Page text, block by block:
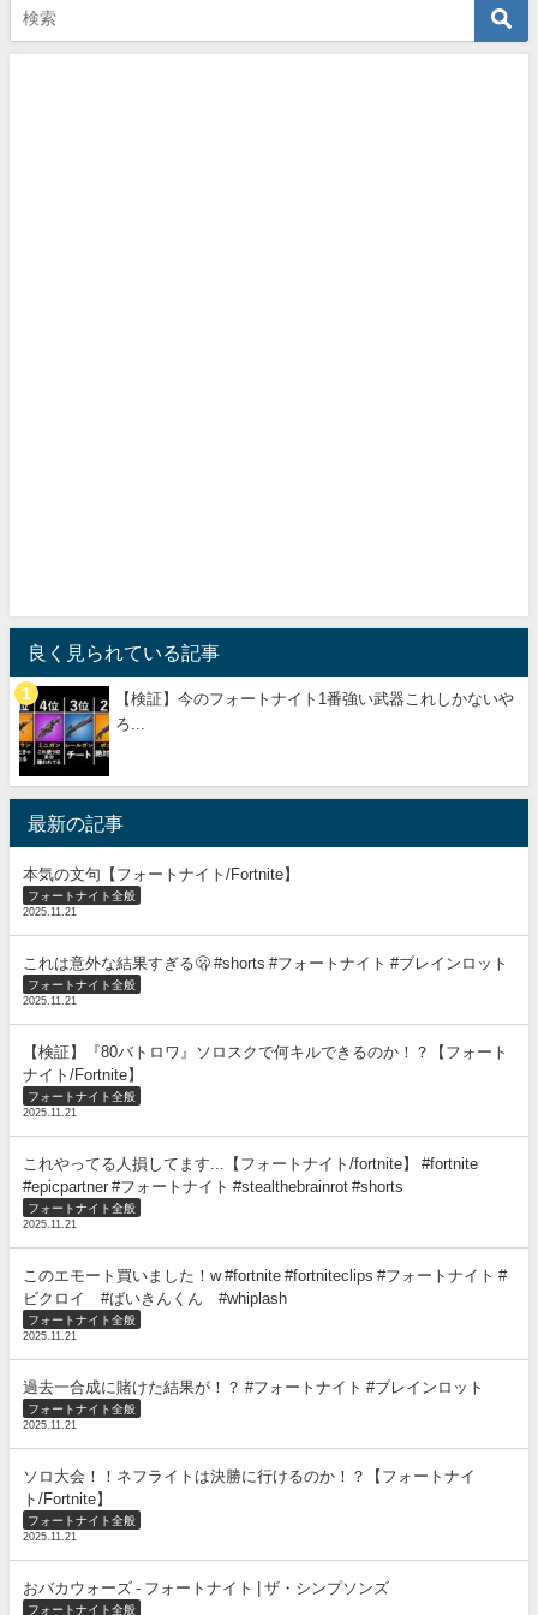
良く見られている記事
【検証】今のフォートナイト1番強い武器これしかないや
ろ...
最新の記事
本気の文句【フォートナイト/Fortnite】
フォートナイト全般
2025.11.21
これは意外な結果すぎる🫢 #shorts #フォートナイト #ブレインロット
フォートナイト全般
2025.11.21
【検証】『80バトロワ』ソロスクで何キルできるのか！？【フォート
ナイト/Fortnite】
フォートナイト全般
2025.11.21
これやってる人損してます...【フォートナイト/fortnite】 #fortnite
#epicpartner #フォートナイト #stealthebrainrot #shorts
フォートナイト全般
2025.11.21
このエモート買いました！w #fortnite #fortniteclips #フォートナイト #
ビクロイ #ばいきんくん #whiplash
フォートナイト全般
2025.11.21
過去一合成に賭けた結果が！？ #フォートナイト #ブレインロット
フォートナイト全般
2025.11.21
ソロ大会！！ネフライトは決勝に行けるのか！？【フォートナイ
ト/Fortnite】
フォートナイト全般
2025.11.21
おバカウォーズ - フォートナイト | ザ・シンプソンズ
フォートナイト全般